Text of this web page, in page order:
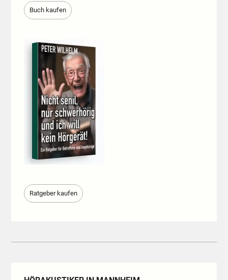
Buch kaufen
Ratgeber kaufen